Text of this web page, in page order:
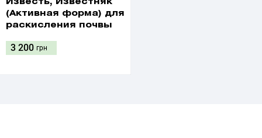
Известь, Известняк
(Активная форма) для
раскисления почвы
3 200 грн